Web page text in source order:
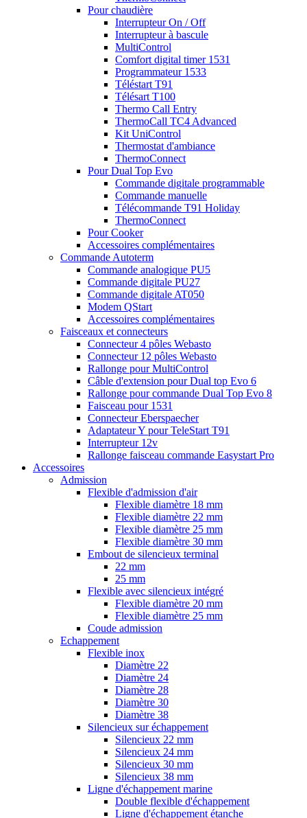
Pour chaudière
Interrupteur On / Off
Interrupteur à bascule
MultiControl
Comfort digital timer 1531
Programmateur 1533
Téléstart T91
Télésart T100
Thermo Call Entry
ThermoCall TC4 Advanced
Kit UniControl
Thermostat d'ambiance
ThermoConnect
Pour Dual Top Evo
Commande digitale programmable
Commande manuelle
Télécommande T91 Holiday
ThermoConnect
Pour Cooker
Accessoires complémentaires
Commande Autoterm
Commande analogique PU5
Commande digitale PU27
Commande digitale AT050
Modem QStart
Accessoires complémentaires
Faisceaux et connecteurs
Connecteur 4 pôles Webasto
Connecteur 12 pôles Webasto
Rallonge pour MultiControl
Câble d'extension pour Dual top Evo 6
Rallonge pour commande Dual Top Evo 8
Faisceau pour 1531
Connecteur Eberspaecher
Adaptateur Y pour TeleStart T91
Interrupteur 12v
Rallonge faisceau commande Easystart Pro
Accessoires
Admission
Flexible d'admission d'air
Flexible diamètre 18 mm
Flexible diamètre 22 mm
Flexible diamètre 25 mm
Flexible diamètre 30 mm
Embout de silencieux terminal
22 mm
25 mm
Flexible avec silencieux intégré
Flexible diamètre 20 mm
Flexible diamètre 25 mm
Coude admission
Echappement
Flexible inox
Diamètre 22
Diamètre 24
Diamètre 28
Diamètre 30
Diamètre 38
Silencieux sur échappement
Silencieux 22 mm
Silencieux 24 mm
Silencieux 30 mm
Silencieux 38 mm
Ligne d'échappement marine
Double flexible d'échappement
Ligne d'échappement étanche